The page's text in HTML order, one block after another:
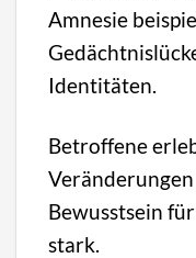
Amnesie
Identitäten.
Betroffene
Bewusstsein
stark.